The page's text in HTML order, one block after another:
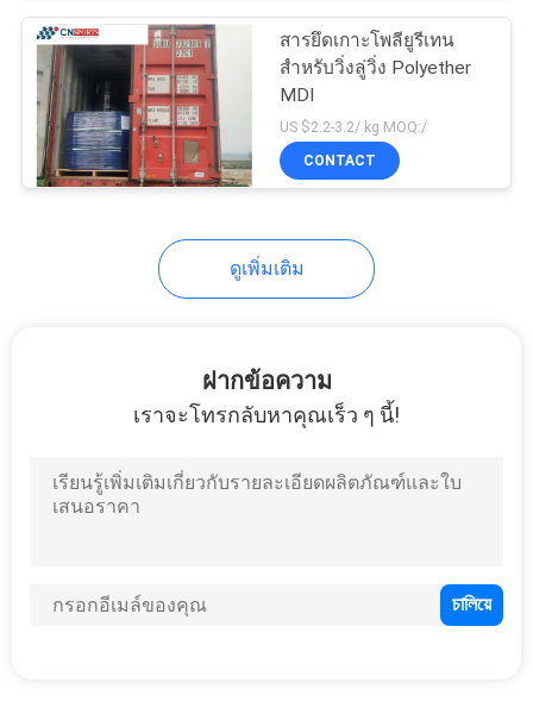
PP Interlocking
Sports Flooring
เสื่อยิมยางพารา
สารยึดเกาะโพลียูรีเทน
สำหรับวิ่งลู่วิ่ง Polyether
MDI
US $2.2-3.2/ kg MOQ:/
CONTACT
ดูเพิ่มเติม
ฝากข้อความ
เราจะโทรกลับหาคุณเร็ว ๆ นี้!